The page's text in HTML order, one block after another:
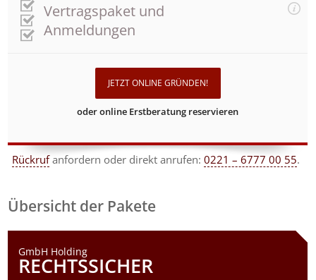
Vertragspaket und
Anmeldungen
JETZT ONLINE GRÜNDEN!
oder online Erstberatung reservieren
Rückrufanfordern oder direkt anrufen:0221 – 6777 00 55.
Übersicht der Pakete
GmbH Holding
RECHTSSICHER